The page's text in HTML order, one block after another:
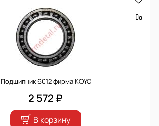
Подшипник 6012 фирма KOYO
2 572 ₽
В корзину